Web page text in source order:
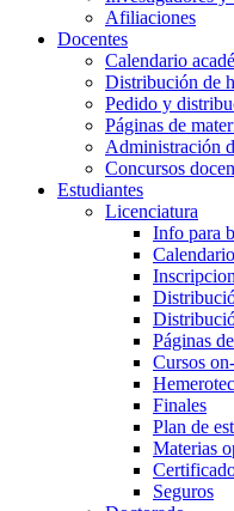
Afiliaciones
Docentes
Calendario
Distribución de
Pedido y
Páginas de
Administración
Concursos
Estudiantes
Licenciatura
Info para
Páginas
Cursos
Finales
Plan de
Materias
Seguros